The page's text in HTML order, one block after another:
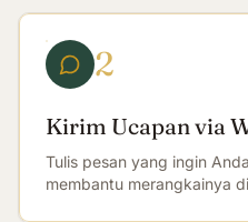
2
Kirim Ucapan via
Tulis pesan yang ingin
membantu merangkainya